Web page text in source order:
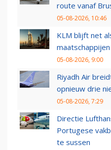
route vanaf
05-08-2026, 10:46
KLM blijft net
05-08-2026, 9:00
Riyadh Air
opnieuw drie
05-08-2026, 7:29
Directie
Portugese
te sussen